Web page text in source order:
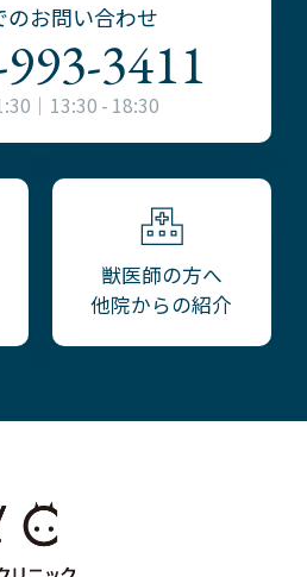
のお問い合わせ
3411
｜13:30 - 18:30
獣医師の方へ
他院からの紹介